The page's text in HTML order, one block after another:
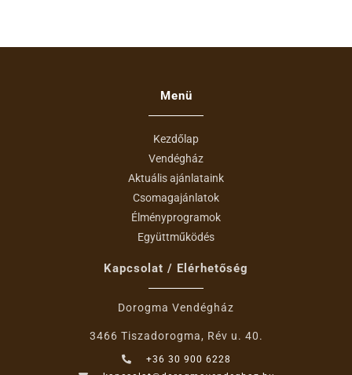
Menü
Kezdőlap
Vendégház
Aktuális ajánlataink
Csomagajánlatok
Élményprogramok
Együttműködés
Kapcsolat / Elérhetőség
Dorogma Vendégház
3466 Tiszadorogma, Rév u. 40.
+36 30 900 6228